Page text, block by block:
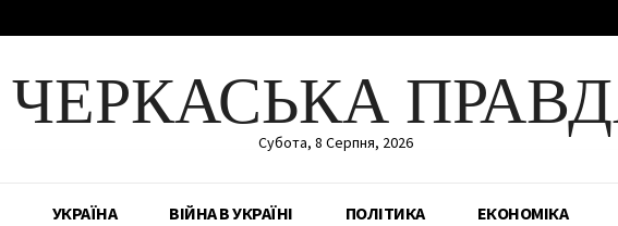
ЧЕРКАСЬКА
Субота, 8 Серпня, 2026
УКРАЇНА ВІЙНА В УКРАЇНІ ПОЛІТИКА ЕКОНОМІКА